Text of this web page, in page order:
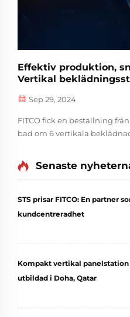
Effektiv produktion,
Vertikal
Sep 29, 2024
FITCO fick en beställning
bad om 6 vertikala
ett nödmöte, där alla
den nationella D...
Senaste
STS prisar FITCO: En partner
kundcentreradhet
Kompakt vertikal
utbildad i Doha, Qatar